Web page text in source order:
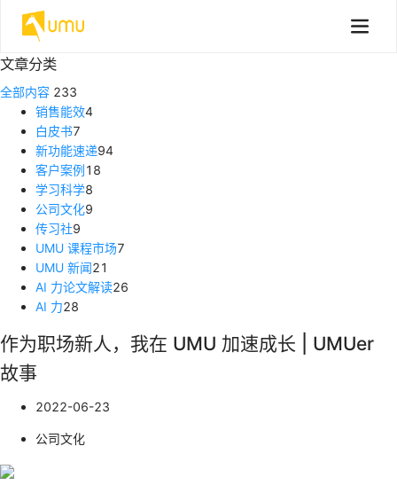
文章分类
全部内容 233
销售能效4
白皮书7
新功能速递94
客户案例18
学习科学8
公司文化9
传习社9
UMU 课程市场7
UMU 新闻21
AI 力论文解读26
AI 力28
作为职场新人，我在 UMU 加速成长 | UMUer
故事
2022-06-23
公司文化